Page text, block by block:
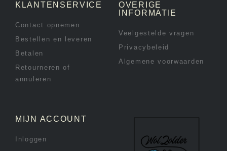
KLANTENSERVICE
Contact opnemen
Bestellen en leveren
Betalen
Retourneren of
annuleren
OVERIGE
INFORMATIE
Veelgestelde vragen
Privacybeleid
Algemene voorwaarden
MIJN ACCOUNT
Inloggen